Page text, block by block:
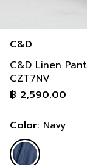
C&D
C&D Linen
CZT7NV
฿ 2,590.00
Color: Navy